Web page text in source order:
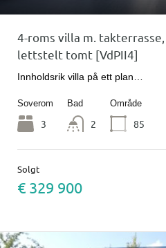
4-roms villa m. takterrasse,
lettstelt tomt [VdPII4]
Innholdsrik villa på ett plan…
Soverom
3
Bad
2
Område
85
Solgt
€ 329 900